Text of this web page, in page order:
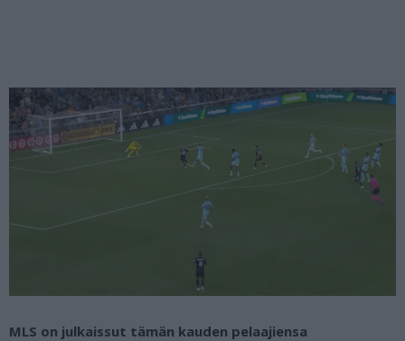
MLS on julkaissut tämän kauden pelaajiensa